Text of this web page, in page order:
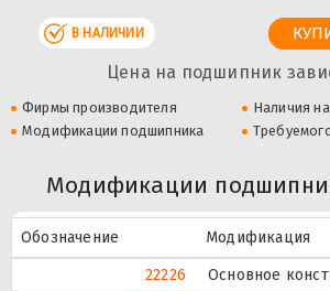
В НАЛИЧИИ
Цена на подшипник
Фирмы производителя
Наличия
Модификации подшипника
Модификации
Обозначение
Модификация
22226
Основное